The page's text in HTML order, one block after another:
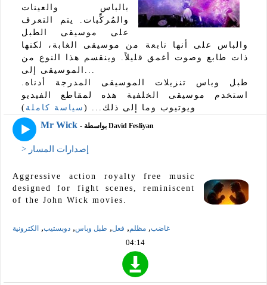
بالباس والعينات
والمُركِّبات. يتم التعرف
على موسيقى الطبل
والباس على أنها نابعة من موسيقى الغابة، لكنها
ذات طابع وصوت أغمق قليلاً. وينقسم هذا النوع من
الموسيقى إلى...
طبل وباس تنزيلات الموسيقى المدرجة أدناه.
استخدم موسيقى الخلفية هذه لمقاطع الفيديو
ويوتيوب وما إلى ذلك... ( سياسة كاملة )
Mr Wick - بواسطة David Fesliyan
> إصدارات المسار
Aggressive action royalty free music
designed for fight scenes, reminiscent
of the John Wick movies.
غاضب, مظلم, فعل, طبل وباس, دوبستيب,
الكترونية
04:14